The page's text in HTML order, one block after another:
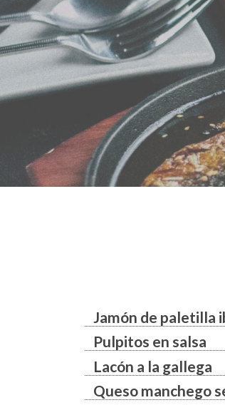
Jamón de paletilla
Pulpitos en salsa
Lacón a la gallega
Queso manchego